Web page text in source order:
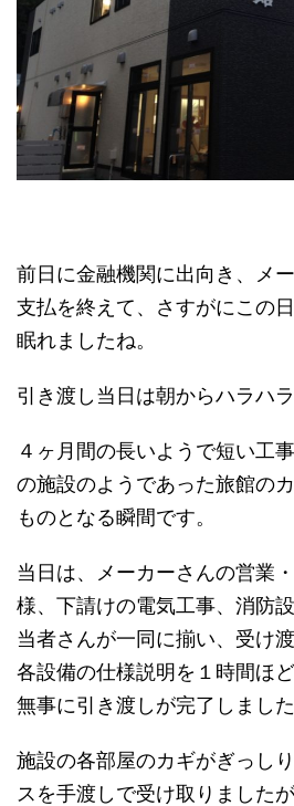
前日に金融機関に出向き、メ
支払を終えて、さすがにこの
眠れましたね。
引き渡し当日は朝からハラハラ
４ヶ月間の長いようで短い工
の施設のようであった旅館の
ものとなる瞬間です。
当日は、メーカーさんの営業
様、下請けの電気工事、消防
当者さんが一同に揃い、受け
各設備の仕様説明を１時間ほ
無事に引き渡しが完了しました
施設の各部屋のカギがぎっし
スを手渡しで受け取りました